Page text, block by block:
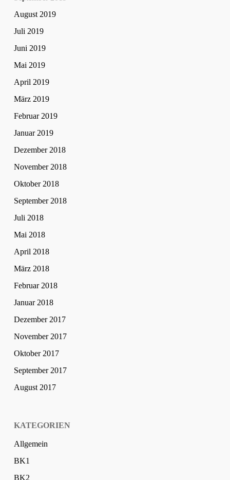
August 2019
Juli 2019
Juni 2019
Mai 2019
April 2019
März 2019
Februar 2019
Januar 2019
Dezember 2018
November 2018
Oktober 2018
September 2018
Juli 2018
Mai 2018
April 2018
März 2018
Februar 2018
Januar 2018
Dezember 2017
November 2017
Oktober 2017
September 2017
August 2017
KATEGORIEN
Allgemein
BK1
BK2